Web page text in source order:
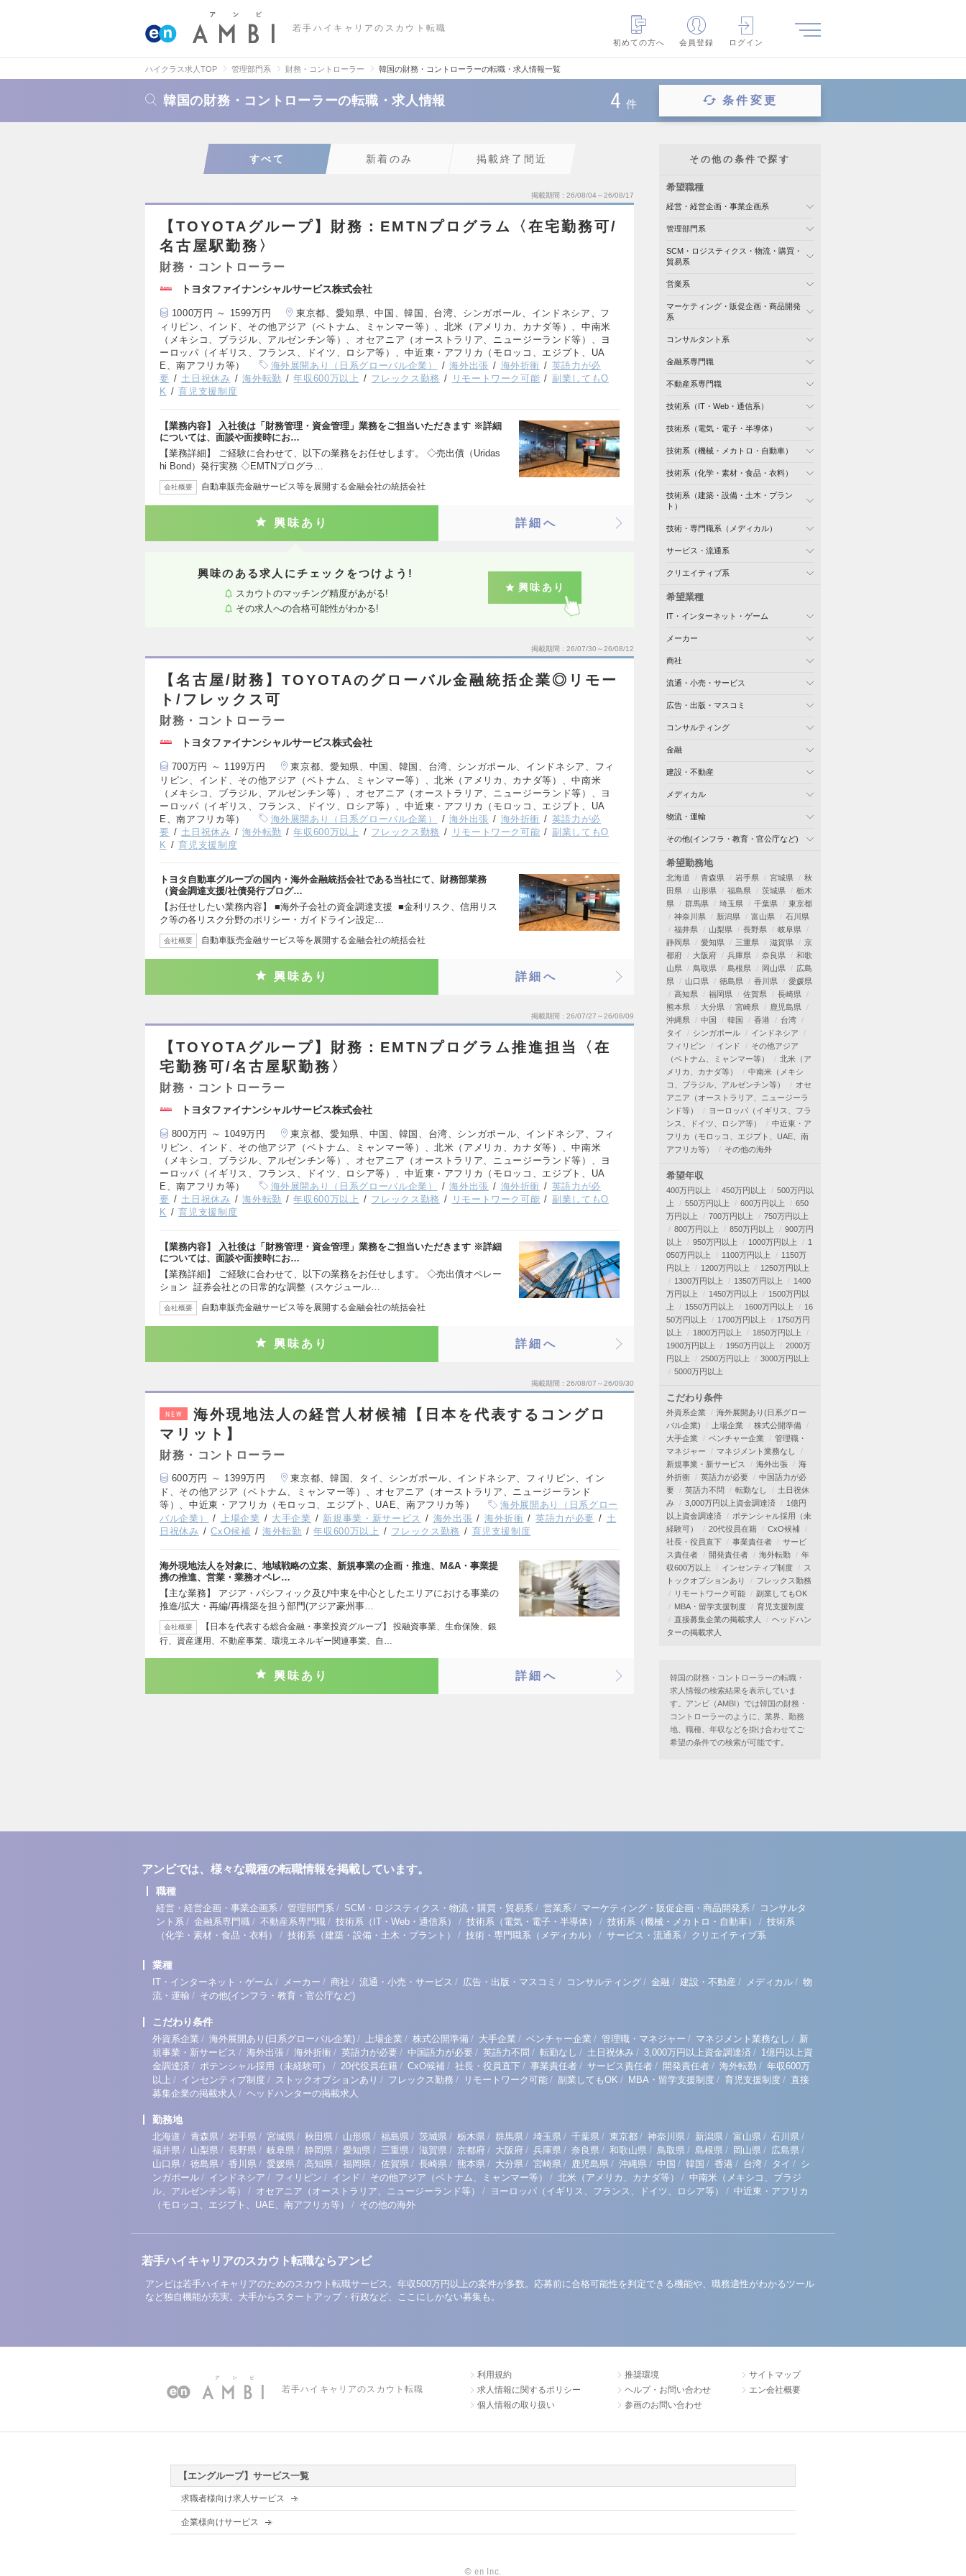
若手ハイキャリアのスカウト転職
初めての方へ
会員登録 ログイン
ハイクラス求人TOP 管理部門系 財務・コントローラー 韓国の財務・コントローラーの転職・求人情報一覧
韓国の財務・コントローラーの転職・求人情報 4 件 条件変更
すべて 新着のみ 掲載終了間近
掲載期間 26/08/04～26/08/17
【TOYOTAグループ】財務：EMTNプログラム〈在宅勤務可/
名古屋駅勤務〉
財務・コントローラー
トヨタファイナンシャルサービス株式会社
1000万円 ～ 1599万円
東京都、愛知県、中国、韓国、台湾、シンガポール、インドネシア、フ
ィリピン、インド、その他アジア（ベトナム、ミャンマー等）、北米（アメリカ、カナダ等）、中南米
（メキシコ、ブラジル、アルゼンチン等）、オセアニア（オーストラリア、ニュージーランド等）、ヨ
ーロッパ（イギリス、フランス、ドイツ、ロシア等）、中近東・アフリカ（モロッコ、エジプト、UA
E、南アフリカ等）
海外展開あり（日系グローバル企業） 海外出張 海外折衝
英語力が必
要
土日祝休み 海外転勤 年収600万以上 フレックス勤務 リモートワーク可能
副業してもO
K
育児支援制度
【業務内容】 入社後は「財務管理・資金管理」業務をご担当いただきます ※詳細
については、面談や面接時にお…
【業務詳細】 ご経験に合わせて、以下の業務をお任せします。 ◇売出債（Uridas
hi Bond）発行実務 ◇EMTNプログラ…
会社概要 自動車販売金融サービス等を展開する金融会社の統括会社
興味あり 詳細へ
興味のある求人にチェックをつけよう!
スカウトのマッチング精度があがる!
その求人への合格可能性がわかる!
興味あり
掲載期間 26/07/30～26/08/12
【名古屋/財務】TOYOTAのグローバル金融統括企業◎リモー
ト/フレックス可
財務・コントローラー
トヨタファイナンシャルサービス株式会社
700万円 ～ 1199万円
東京都、愛知県、中国、韓国、台湾、シンガポール、インドネシア、フィ
リピン、インド、その他アジア（ベトナム、ミャンマー等）、北米（アメリカ、カナダ等）、中南米
（メキシコ、ブラジル、アルゼンチン等）、オセアニア（オーストラリア、ニュージーランド等）、ヨ
ーロッパ（イギリス、フランス、ドイツ、ロシア等）、中近東・アフリカ（モロッコ、エジプト、UA
E、南アフリカ等）
海外展開あり（日系グローバル企業） 海外出張 海外折衝
英語力が必
要
土日祝休み 海外転勤 年収600万以上 フレックス勤務 リモートワーク可能
副業してもO
K
育児支援制度
トヨタ自動車グループの国内・海外金融統括会社である当社にて、財務部業務
（資金調達支援/社債発行プログ…
【お任せしたい業務内容】 ■海外子会社の資金調達支援 ■金利リスク、信用リス
ク等の各リスク分野のポリシー・ガイドライン設定…
会社概要 自動車販売金融サービス等を展開する金融会社の統括会社
興味あり 詳細へ
掲載期間 26/07/27～26/08/09
【TOYOTAグループ】財務：EMTNプログラム推進担当〈在
宅勤務可/名古屋駅勤務〉
財務・コントローラー
トヨタファイナンシャルサービス株式会社
800万円 ～ 1049万円
東京都、愛知県、中国、韓国、台湾、シンガポール、インドネシア、フィ
リピン、インド、その他アジア（ベトナム、ミャンマー等）、北米（アメリカ、カナダ等）、中南米
（メキシコ、ブラジル、アルゼンチン等）、オセアニア（オーストラリア、ニュージーランド等）、ヨ
ーロッパ（イギリス、フランス、ドイツ、ロシア等）、中近東・アフリカ（モロッコ、エジプト、UA
E、南アフリカ等）
海外展開あり（日系グローバル企業） 海外出張 海外折衝
英語力が必
要
土日祝休み 海外転勤 年収600万以上 フレックス勤務 リモートワーク可能
副業してもO
K
育児支援制度
【業務内容】 入社後は「財務管理・資金管理」業務をご担当いただきます ※詳細
については、面談や面接時にお…
【業務詳細】 ご経験に合わせて、以下の業務をお任せします。 ◇売出債オペレー
ション 証券会社との日常的な調整（スケジュール…
会社概要 自動車販売金融サービス等を展開する金融会社の統括会社
興味あり 詳細へ
掲載期間 26/08/07～26/09/30
NEW
海外現地法人の経営人材候補【日本を代表するコングロ
マリット】
財務・コントローラー
600万円 ～ 1399万円
東京都、韓国、タイ、シンガポール、インドネシア、フィリピン、イン
ド、その他アジア（ベトナム、ミャンマー等）、オセアニア（オーストラリア、ニュージーランド
等）、中近東・アフリカ（モロッコ、エジプト、UAE、南アフリカ等）
海外展開あり（日系グロー
バル企業）
上場企業 大手企業 新規事業・新サービス 海外出張 海外折衝 英語力が必要
土
日祝休み
CxO候補 海外転勤 年収600万以上 フレックス勤務 育児支援制度
海外現地法人を対象に、地域戦略の立案、新規事業の企画・推進、M&A・事業提
携の推進、営業・業務オペレ…
【主な業務】 アジア・パシフィック及び中東を中心としたエリアにおける事業の
推進/拡大・再編/再構築を担う部門(アジア豪州事…
会社概要
【日本を代表する総合金融・事業投資グループ】 投融資事業、生命保険、銀
行、資産運用、不動産事業、環境エネルギー関連事業、自…
興味あり 詳細へ
その他の条件で探す
希望職種
経営・経営企画・事業企画系
管理部門系
SCM・ロジスティクス・物流・購買・
貿易系
営業系
マーケティング・販促企画・商品開発
系
コンサルタント系
金融系専門職
不動産系専門職
技術系（IT・Web・通信系）
技術系（電気・電子・半導体）
技術系（機械・メカトロ・自動車）
技術系（化学・素材・食品・衣料）
技術系（建築・設備・土木・プラン
ト）
技術・専門職系（メディカル）
サービス・流通系
クリエイティブ系
希望業種
IT・インターネット・ゲーム
メーカー
商社
流通・小売・サービス
広告・出版・マスコミ
コンサルティング
金融
建設・不動産
メディカル
物流・運輸
その他(インフラ・教育・官公庁など)
希望勤務地
北海道 青森県 岩手県 宮城県
秋
田県
山形県 福島県 茨城県
栃木
県
群馬県 埼玉県 千葉県
東京都
神奈川県
新潟県 富山県
石川県
福井県
山梨県 長野県
岐阜県
静岡県
愛知県 三重県 滋賀県
京
都府
大阪府 兵庫県 奈良県
和歌
山県
鳥取県 島根県 岡山県
広島
県
山口県 徳島県 香川県
愛媛県
高知県
福岡県 佐賀県
長崎県
熊本県
大分県 宮崎県
鹿児島県
沖縄県
中国 韓国 香港
台湾
タイ
シンガポール
インドネシア
フィリピン
インド
その他アジア
（ベトナム、ミャンマー等）
北米（ア
メリカ、カナダ等）
中南米（メキシ
コ、ブラジル、アルゼンチン等）
オセ
アニア（オーストラリア、ニュージーラ
ンド等）
ヨーロッパ（イギリス、フラ
ンス、ドイツ、ロシア等）
中近東・ア
フリカ（モロッコ、エジプト、UAE、南
アフリカ等）
その他の海外
希望年収
400万円以上 450万円以上
500万円以
上
550万円以上 600万円以上
650
万円以上
700万円以上
750万円以上
800万円以上
850万円以上
900万円
以上
950万円以上 1000万円以上
1
050万円以上
1100万円以上
1150万
円以上
1200万円以上
1250万円以上
1300万円以上
1350万円以上
1400
万円以上
1450万円以上
1500万円以
上
1550万円以上 1600万円以上
16
50万円以上
1700万円以上
1750万円
以上
1800万円以上
1850万円以上
1900万円以上
1950万円以上
2000万
円以上
2500万円以上
3000万円以上
5000万円以上
こだわり条件
外資系企業
海外展開あり(日系グロー
バル企業)
上場企業
株式公開準備
大手企業
ベンチャー企業
管理職・
マネジャー
マネジメント業務なし
新規事業・新サービス
海外出張
海
外折衝
英語力が必要
中国語力が必
要
英語力不問 転勤なし
土日祝休
み
3,000万円以上資金調達済
1億円
以上資金調達済
ポテンシャル採用（未
経験可）
20代役員在籍
CxO候補
社長・役員直下
事業責任者
サービ
ス責任者
開発責任者 海外転勤
年
収600万以上
インセンティブ制度
ス
トックオプションあり
フレックス勤務
リモートワーク可能
副業してもOK
MBA・留学支援制度
育児支援制度
直接募集企業の掲載求人
ヘッドハン
ターの掲載求人
韓国の財務・コントローラーの転職・
求人情報の検索結果を表示していま
す。アンビ（AMBI）では韓国の財務・
コントローラーのように、業界、勤務
地、職種、年収などを掛け合わせてご
希望の条件での検索が可能です。
アンビでは、様々な職種の転職情報を掲載しています。
職種
経営・経営企画・事業企画系 / 管理部門系 / SCM・ロジスティクス・物流・購買・貿易系 / 営業系 / マーケティング・販促企画・商品開発系 / コンサルタ
ント系 / 金融系専門職 / 不動産系専門職 / 技術系（IT・Web・通信系） / 技術系（電気・電子・半導体） / 技術系（機械・メカトロ・自動車） / 技術系
（化学・素材・食品・衣料）
/ 技術系（建築・設備・土木・プラント） / 技術・専門職系（メディカル） / サービス・流通系 / クリエイティブ系
業種
IT・インターネット・ゲーム / メーカー / 商社 / 流通・小売・サービス / 広告・出版・マスコミ / コンサルティング / 金融 / 建設・不動産 / メディカル / 物
流・運輸 / その他(インフラ・教育・官公庁など)
こだわり条件
外資系企業 / 海外展開あり(日系グローバル企業) / 上場企業 / 株式公開準備 / 大手企業 / ベンチャー企業 / 管理職・マネジャー / マネジメント業務なし / 新
規事業・新サービス / 海外出張 / 海外折衝 / 英語力が必要 / 中国語力が必要 / 英語力不問 / 転勤なし / 土日祝休み / 3,000万円以上資金調達済 / 1億円以上資
金調達済 / ポテンシャル採用（未経験可） / 20代役員在籍 / CxO候補 / 社長・役員直下 / 事業責任者 / サービス責任者 / 開発責任者 / 海外転勤 / 年収600万
以上 / インセンティブ制度 / ストックオプションあり / フレックス勤務 / リモートワーク可能 / 副業してもOK / MBA・留学支援制度 / 育児支援制度 / 直接
募集企業の掲載求人 / ヘッドハンターの掲載求人
勤務地
北海道 / 青森県 / 岩手県 / 宮城県 / 秋田県 / 山形県 / 福島県 / 茨城県 / 栃木県 / 群馬県 / 埼玉県 / 千葉県 / 東京都 / 神奈川県 / 新潟県 / 富山県 / 石川県 /
福井県 / 山梨県 / 長野県 / 岐阜県 / 静岡県 / 愛知県 / 三重県 / 滋賀県 / 京都府 / 大阪府 / 兵庫県 / 奈良県 / 和歌山県 / 鳥取県 / 島根県 / 岡山県 / 広島県 /
山口県 / 徳島県 / 香川県 / 愛媛県 / 高知県 / 福岡県 / 佐賀県 / 長崎県 / 熊本県 / 大分県 / 宮崎県 / 鹿児島県 / 沖縄県 / 中国 / 韓国 / 香港 / 台湾 / タイ / シ
ンガポール / インドネシア / フィリピン / インド / その他アジア（ベトナム、ミャンマー等） / 北米（アメリカ、カナダ等） / 中南米（メキシコ、ブラジ
ル、アルゼンチン等）
/ オセアニア（オーストラリア、ニュージーランド等） / ヨーロッパ（イギリス、フランス、ドイツ、ロシア等） / 中近東・アフリカ
（モロッコ、エジプト、UAE、南アフリカ等）
/ その他の海外
若手ハイキャリアのスカウト転職ならアンビ
アンビは若手ハイキャリアのためのスカウト転職サービス。年収500万円以上の案件が多数。応募前に合格可能性を判定できる機能や、職務適性がわかるツール
など独自機能が充実。大手からスタートアップ・行政など、ここにしかない募集も。
若手ハイキャリアのスカウト転職
利用規約
求人情報に関するポリシー
個人情報の取り扱い
推奨環境
ヘルプ・お問い合わせ
参画のお問い合わせ
サイトマップ
エン会社概要
【エングループ】サービス一覧
求職者様向け求人サービス
企業様向けサービス
© en Inc.